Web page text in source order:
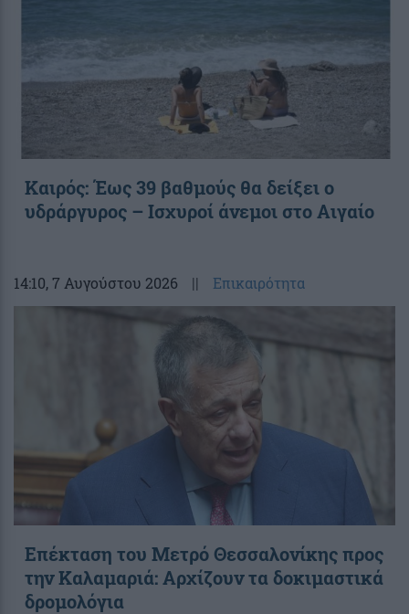
Καιρός: Έως 39 βαθμούς θα δείξει ο
υδράργυρος – Ισχυροί άνεμοι στο Αιγαίο
14:10, 7 Αυγούστου 2026 || Επικαιρότητα
Επέκταση του Μετρό Θεσσαλονίκης προς
την Καλαμαριά: Αρχίζουν τα δοκιμαστικά
δρομολόγια